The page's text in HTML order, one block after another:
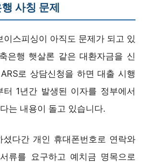
사칭 문제
이스피싱이 아직도 문제가 되고 있
은행 햇살론 같은 대환자금을 신
로 상담신청을 하면 대출 시행
터 1년간 발생된 이자를 정부에서
는 내용이 돌고 있습니다.
셨다간 개인 휴대폰번호로 연락와
류를 요구하고 예치금 명목으로